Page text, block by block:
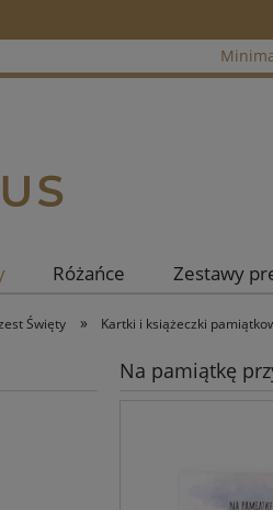
Różańce Zestawy
Święty » Kartki i książeczki
Na pamiątkę